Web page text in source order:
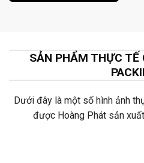
SẢN PHẨM THỰC TẾ
Dưới đây là một số hình ảnh
được Hoàng Phát sản